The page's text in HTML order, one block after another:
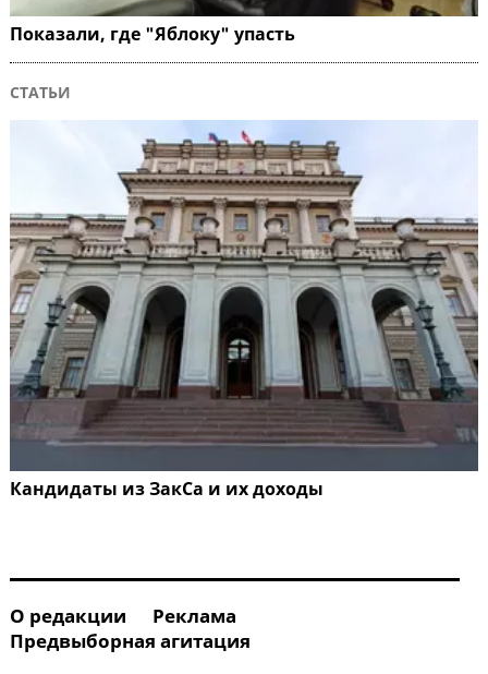
Показали, где "Яблоку" упасть
СТАТЬИ
Кандидаты из ЗакСа и их доходы
О редакции
Реклама
Предвыборная агитация